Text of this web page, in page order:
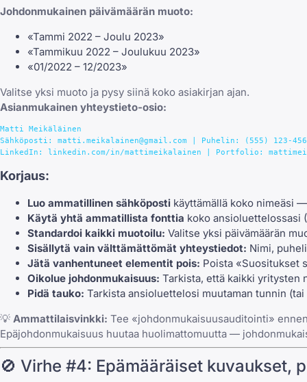
Johdonmukainen päivämäärän muoto:
«Tammi 2022 – Joulu 2023»
«Tammikuu 2022 – Joulukuu 2023»
«01/2022 – 12/2023»
Valitse yksi muoto ja pysy siinä koko asiakirjan ajan.
Asianmukainen yhteystieto-osio:
Matti Meikäläinen
Sähköposti: matti.meikalainen@gmail.com | Puhelin: (555) 123-
Korjaus:
Luo ammatillinen sähköposti käyttämällä koko nimeäsi
Käytä yhtä ammatillista fonttia koko ansioluettelossasi
Standardoi kaikki muotoilu: Valitse yksi päivämäärän
Sisällytä vain välttämättömät yhteystiedot: Nimi,
Jätä vanhentuneet elementit pois: Poista «Suositukset
Oikolue johdonmukaisuus: Tarkista, että kaikki yritysten
Pidä tauko: Tarkista ansioluettelosi muutaman tunnin
💡 Ammattilaisvinkki: Tee «johdonmukaisuusauditointi»
Epäjohdonmukaisuus huutaa huolimattomuutta —
🚫 Virhe #4: Epämääräiset kuvaukset,